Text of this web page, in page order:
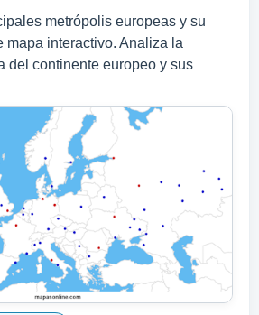
metrópolis europeas y su
mapa interactivo. Analiza la
del continente europeo y sus